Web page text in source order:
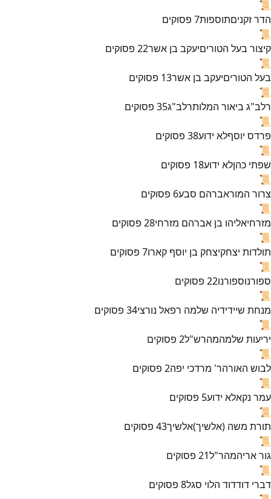
📜
הדר זקניםתוספות7 פסוקים
📜
קיצור בעל הטוריםיעקב בן אשר22 פסוקים
📜
בעל הטוריםיעקב בן אשר13 פסוקים
📜
רלב"ג ביאור המלותרלב"ג35 פסוקים
📜
פרדס יוסףלא ידוע38 פסוקים
📜
שפתי כהןלא ידוע18 פסוקים
📜
צרור המוראברהם סבע6 פסוקים
📜
מזרחיאליהו בן אברהם מזרחי28 פסוקים
📜
תולדות יצחקיצחק בן יוסף קארו7 פסוקים
📜
ספורנוספורנו22 פסוקים
📜
מנחת שיידידיה שלמה רפאל נורצי34 פסוקים
📜
יריעות שלמהמהרש"ל2 פסוקים
📜
לבוש האורהר' מרדכי יפה2 פסוקים
📜
עמר נקאלא ידוע5 פסוקים
📜
תורת משה (אלשיך)אלשיך43 פסוקים
📜
גור אריהמהר"ל21 פסוקים
📜
דברי דודדוד הלוי סגל8 פסוקים